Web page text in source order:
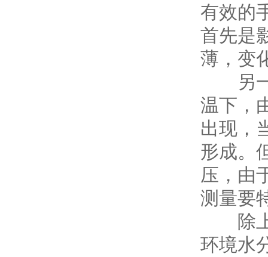
有效的
首先是
薄，变
另一
温下，
出现，
形成。
压，由
测量要
除上
环境水